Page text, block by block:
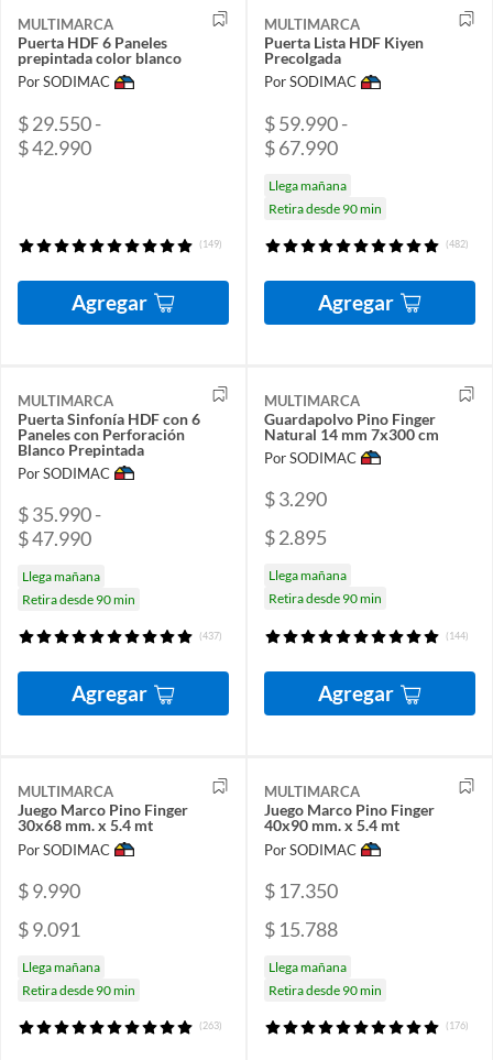
MULTIMARCA
Puerta HDF 6 Paneles
prepintada color blanco
Por SODIMAC
$ 29.550 -
$ 42.990
(149)
Agregar
MULTIMARCA
Puerta Lista HDF Kiyen
Precolgada
Por SODIMAC
$ 59.990 -
$ 67.990
Llega mañana
Retira desde 90 min
(482)
Agregar
MULTIMARCA
Puerta Sinfonía HDF con 6
Paneles con Perforación
Blanco Prepintada
Por SODIMAC
$ 35.990 -
$ 47.990
Llega mañana
Retira desde 90 min
(437)
Agregar
MULTIMARCA
Guardapolvo Pino Finger
Natural 14 mm 7x300 cm
Por SODIMAC
$ 3.290
$ 2.895
Llega mañana
Retira desde 90 min
(144)
Agregar
MULTIMARCA
Juego Marco Pino Finger
30x68 mm. x 5.4 mt
Por SODIMAC
$ 9.990
$ 9.091
Llega mañana
Retira desde 90 min
(263)
MULTIMARCA
Juego Marco Pino Finger
40x90 mm. x 5.4 mt
Por SODIMAC
$ 17.350
$ 15.788
Llega mañana
Retira desde 90 min
(176)